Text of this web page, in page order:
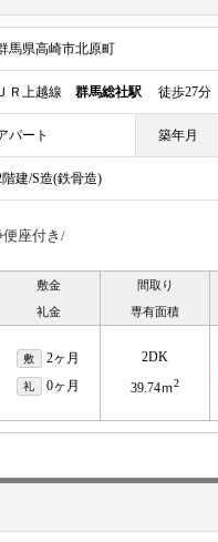
馬県高崎市北原町
ＪＲ上越線 群馬総社駅 徒歩27分
パート 築年月
階建/S造(鉄骨造)
座付き/
敷金
礼金
間取り
専有面積
敷 2ヶ月
礼 0ヶ月
2DK
39.74ｍ2